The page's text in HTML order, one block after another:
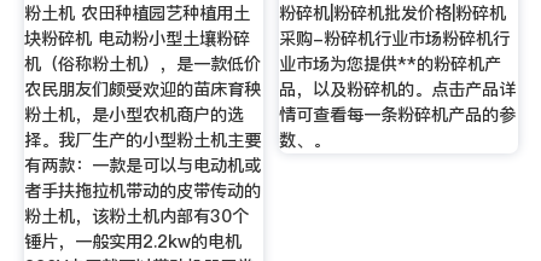
粉土机 农田种植园艺种植用土
块粉碎机 电动粉小型土壤粉碎
机（俗称粉土机），是一款低价
农民朋友们颇受欢迎的苗床育秧
粉土机，是小型农机商户的选
择。我厂生产的小型粉土机主要
有两款：一款是可以与电动机或
者手扶拖拉机带动的皮带传动的
粉土机，该粉土机内部有30个
锤片，一般实用2.2kw的电机
粉碎机|粉碎机批发价格|粉碎机
采购-粉碎机行业市场粉碎机行
业市场为您提供**的粉碎机产
品，以及粉碎机的。点击产品详
情可查看每一条粉碎机产品的参
数、。